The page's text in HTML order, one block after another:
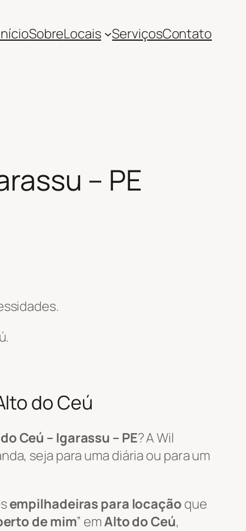
SobreLocais ServiçosContato
– PE
do Ceú
Ceú – Igarassu – PE? A Wil
seja para uma diária ou para um
empilhadeiras para locação que
de mim” emAlto do Ceú,